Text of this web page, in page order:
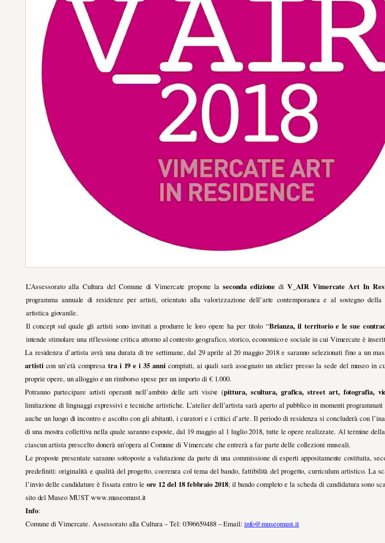
L’Assessorato alla Cultura del Comune di Vimercate propone la seconda edizione di V_AIR Vimercate Art In
programma annuale di residenze per artisti, orientato alla valorizzazione dell’arte contemporanea e al sostegno della
artistica giovanile.
Il concept sul quale gli artisti sono invitati a produrre le loro opere ha per titolo “Brianza, il territorio e le sue
intende stimolare una riflessione critica attorno al contesto geografico, storico, economico e sociale in cui Vimercate è
La residenza d’artista avrà una durata di tre settimane, dal 29 aprile al 20 maggio 2018 e saranno selezionati fino a un
artisti conun’età compresa tra i 19 e i 35 anni compiuti, ai quali sarà assegnato un atelier presso la sede del museo in
proprie opere, un alloggio e un rimborso spese per un importo di € 1.000.
Potranno partecipare artisti operanti nell’ambito delle arti visive (pittura, scultura, grafica, street art, fotografia,
limitazione di linguaggi espressivi e tecniche artistiche. L’atelier dell’artista sarà aperto al pubblico in momenti programmati
anche un luogo di incontro e ascolto con gli abitanti, i curatori e i critici d’arte. Il periodo di residenza si concluderà con
di una mostra collettiva nella quale saranno esposte, dal 19 maggio al 1 luglio 2018, tutte le opere realizzate. Al termine
ciascun artista prescelto donerà un’opera al Comune di Vimercate che entrerà a far parte delle collezioni museali.
Le proposte presentate saranno sottoposte a valutazione da parte di una commissione di esperti appositamente costituita,
predefiniti: originalità e qualità del progetto, coerenza col tema del bando, fattibilità del progetto, curriculum artistico. La
l’invio delle candidature è fissata entro le ore 12 del 18 febbraio 2018; il bando completo e la scheda di candidatura sono
sito del Museo MUST www.museomust.it
Info:
Comune di Vimercate. Assessorato alla Cultura – Tel: 0396659488 – Email: info@museomust.it